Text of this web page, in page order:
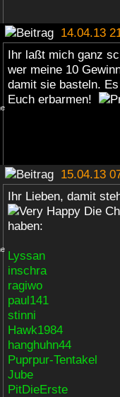
14.04.13
Ihr laßt mich ganz
wer meine 10
damit sie basteln.
Euch erbarmen!
15.04.13
Ihr Lieben, damit
Die
haben:
Lyssan
inschra
ragiwo
paul141
stinni
Hawk1984
hanghuhn44
Puprpur-Tentakel
Jube
PitDieErste